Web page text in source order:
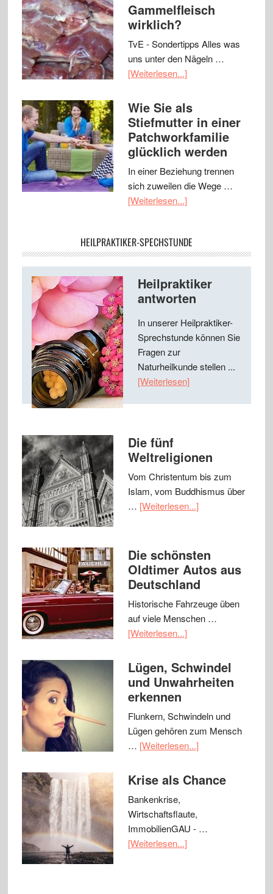
Gammelfleisch
wirklich?
TvE - Sondertipps Alles was
uns unter den Nägeln …
[Weiterlesen...]
Wie Sie als
Stiefmutter in einer
Patchworkfamilie
glücklich werden
In einer Beziehung trennen
sich zuweilen die Wege …
[Weiterlesen...]
HEILPRAKTIKER-SPECHSTUNDE
Heilpraktiker
antworten
In unserer Heilpraktiker-
Sprechstunde können Sie
Fragen zur
Naturheilkunde stellen ...
[Weiterlesen]
Die fünf
Weltreligionen
Vom Christentum bis zum
Islam, vom Buddhismus über
… [Weiterlesen...]
Die schönsten
Oldtimer Autos aus
Deutschland
Historische Fahrzeuge üben
auf viele Menschen …
[Weiterlesen...]
Lügen, Schwindel
und Unwahrheiten
erkennen
Flunkern, Schwindeln und
Lügen gehören zum Mensch
… [Weiterlesen...]
Krise als Chance
Bankenkrise,
Wirtschaftsflaute,
ImmobilienGAU - …
[Weiterlesen...]